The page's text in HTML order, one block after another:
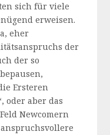
sich für viele
erweisen.
eher
der
der so
Ersteren
oder aber das
Newcomern